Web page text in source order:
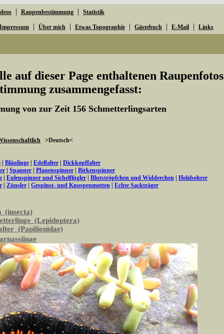
| Raupenbestimmung | Statistik
| Über mich | Etwas Topographie | Gästebuch | E-Mail | Links
auf dieser Page enthaltenen Raupenfotos
zusammengefasst:
von zur Zeit 156 Schmetterlingsarten
>Deutsch<
Bläulinge Edelfalter
Dickkopffalter
Spanner Pfauenspinner
Birkenspinner
Eulenspinner und Sichelflügler Blutströpfchen und Widderchen
Holzbohrer
Zünsler Gespinst- und Knospenmotten Echte Sackträger
(insecta)
(Lepidoptera)
(Papilionidae)